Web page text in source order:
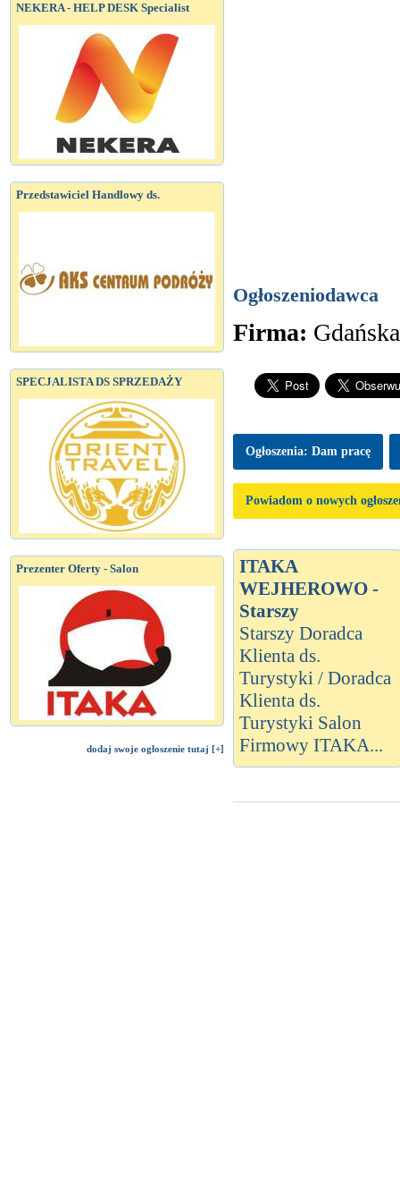
NEKERA - HELP DESK Specialist
Przedstawiciel Handlowy ds.
SPECJALISTA DS SPRZEDAŻY
Prezenter Oferty - Salon
dodaj swoje ogłoszenie tutaj [+]
Ogłoszeniodawca
Firma:
Ogłoszenia: Dam pracę
Powiadom o nowych
ITAKA
WEJHEROWO -
Starszy
Starszy Doradca
Klienta ds.
Turystyki / Doradca
Klienta ds.
Turystyki Salon
Firmowy ITAKA...